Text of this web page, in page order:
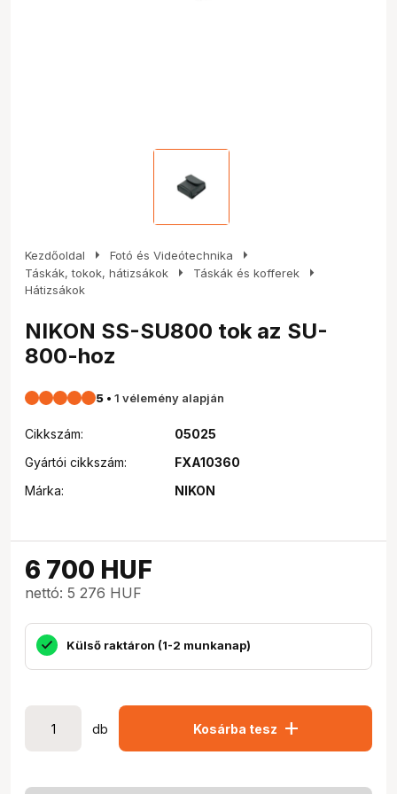
Kezdőoldal arrow_right Fotó és Videótechnika arrow_right
Táskák, tokok, hátizsákok arrow_right Táskák és kofferek arrow_right
Hátizsákok
NIKON SS-SU800 tok az SU-
800-hoz
5 • 1 vélemény alapján
Cikkszám:
05025
Gyártói cikkszám:
FXA10360
Márka:
NIKON
6 700 HUF
nettó: 5 276 HUF
Külső raktáron (1-2 munkanap)
db Kosárba tesz add